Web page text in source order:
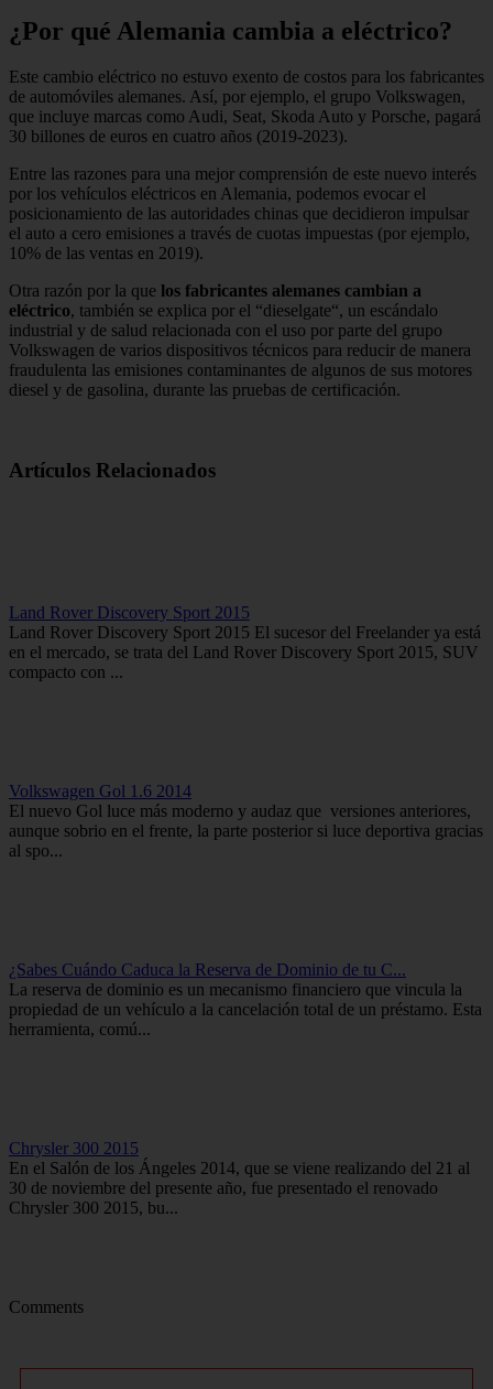
¿Por qué Alemania cambia a eléctrico?
Este cambio eléctrico no estuvo exento de costos para los fabricantes
de automóviles alemanes. Así, por ejemplo, el grupo Volkswagen,
que incluye marcas como Audi, Seat, Skoda Auto y Porsche, pagará
30 billones de euros en cuatro años (2019-2023).
Entre las razones para una mejor comprensión de este nuevo interés
por los vehículos eléctricos en Alemania, podemos evocar el
posicionamiento de las autoridades chinas que decidieron impulsar
el auto a cero emisiones a través de cuotas impuestas (por ejemplo,
10% de las ventas en 2019).
Otra razón por la que los fabricantes alemanes cambian a
eléctrico, también se explica por el “dieselgate“, un escándalo
industrial y de salud relacionada con el uso por parte del grupo
Volkswagen de varios dispositivos técnicos para reducir de manera
fraudulenta las emisiones contaminantes de algunos de sus motores
diesel y de gasolina, durante las pruebas de certificación.
Artículos Relacionados
Land Rover Discovery Sport 2015
Land Rover Discovery Sport 2015 El sucesor del Freelander ya está
en el mercado, se trata del Land Rover Discovery Sport 2015, SUV
compacto con ...
Volkswagen Gol 1.6 2014
El nuevo Gol luce más moderno y audaz que versiones anteriores,
aunque sobrio en el frente, la parte posterior si luce deportiva gracias
al spo...
¿Sabes Cuándo Caduca la Reserva de Dominio de tu C...
La reserva de dominio es un mecanismo financiero que vincula la
propiedad de un vehículo a la cancelación total de un préstamo. Esta
herramienta, comú...
Chrysler 300 2015
En el Salón de los Ángeles 2014, que se viene realizando del 21 al
30 de noviembre del presente año, fue presentado el renovado
Chrysler 300 2015, bu...
Comments